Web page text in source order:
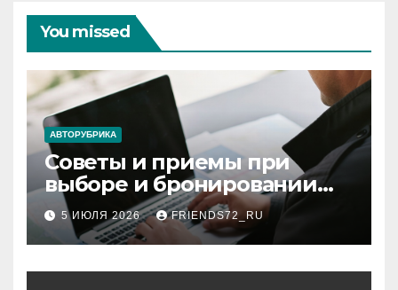
You missed
АВТОРУБРИКА
Советы и приемы при
выборе и бронировании
авиабилетов
5 ИЮЛЯ 2026 FRIENDS72_RU